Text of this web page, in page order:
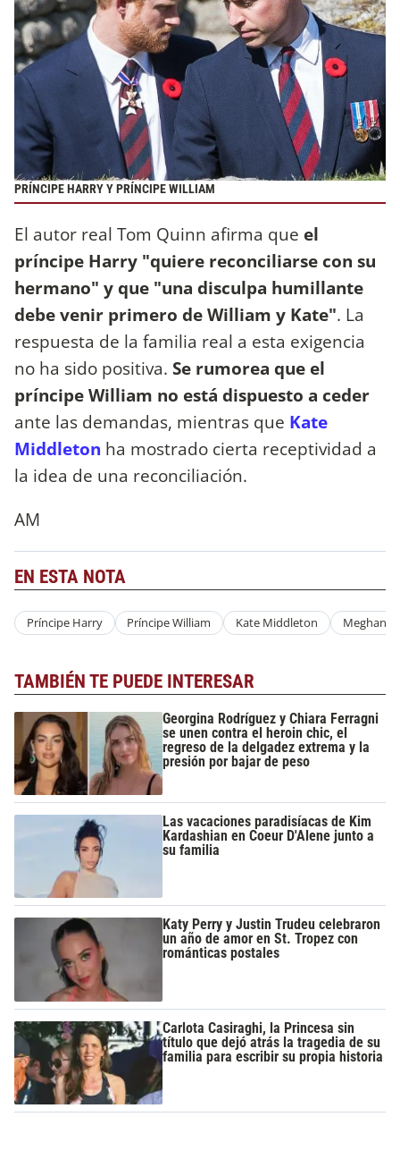
PRÍNCIPE HARRY Y PRÍNCIPE WILLIAM
El autor real Tom Quinn afirma que el
príncipe Harry "quiere reconciliarse con su
hermano" y que "una disculpa humillante
debe venir primero de William y Kate". La
respuesta de la familia real a esta exigencia
no ha sido positiva. Se rumorea que el
príncipe William no está dispuesto a ceder
ante las demandas, mientras que Kate
Middleton ha mostrado cierta receptividad a
la idea de una reconciliación.
AM
EN ESTA NOTA
Príncipe Harry Príncipe William Kate Middleton Meghan
TAMBIÉN TE PUEDE INTERESAR
Georgina Rodríguez y Chiara Ferragni
se unen contra el heroin chic, el
regreso de la delgadez extrema y la
presión por bajar de peso
Las vacaciones paradisíacas de Kim
Kardashian en Coeur D'Alene junto a
su familia
Katy Perry y Justin Trudeu celebraron
un año de amor en St. Tropez con
románticas postales
Carlota Casiraghi, la Princesa sin
título que dejó atrás la tragedia de su
familia para escribir su propia historia